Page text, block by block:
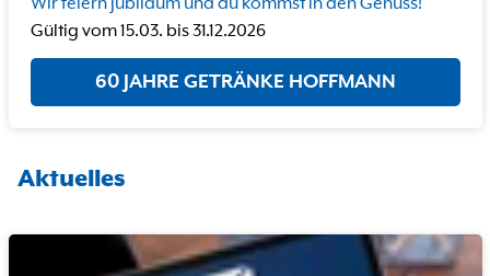
Wir feiern Jubiläum und du kommst in den Genuss!
Gültig vom15.03. bis31.12.2026
60 JAHRE GETRÄNKE HOFFMANN
Aktuelles